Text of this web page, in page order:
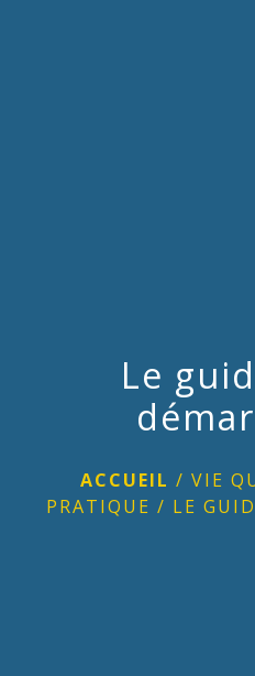
Le
ACCUEIL / VIE
PRATIQUE / LE